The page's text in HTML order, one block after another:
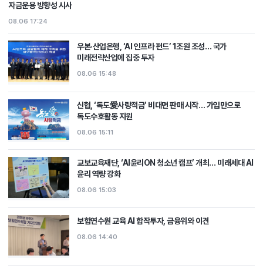
자금운용 방향성 시사
08.06 17:24
우본·산업은행, ‘AI 인프라 펀드’ 1조원 조성… 국가
미래전략산업에 집중 투자
08.06 15:48
신협, ‘독도愛사랑적금’ 비대면 판매 시작… 가입만으로
독도수호활동 지원
08.06 15:11
교보교육재단, ‘AI윤리ON 청소년 캠프’ 개최… 미래세대 AI
윤리 역량 강화
08.06 15:03
보험연수원 교육 AI 합작투자, 금융위와 이견
08.06 14:40